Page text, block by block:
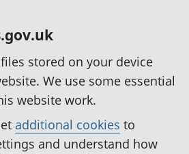
stored on your device
We use some essential
website work.
additional cookies to
and understand how